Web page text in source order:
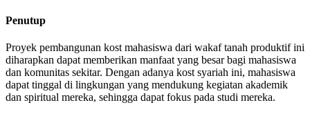
Penutup
Proyek pembangunan kost mahasiswa dari wakaf tanah produktif ini
diharapkan dapat memberikan manfaat yang besar bagi mahasiswa
dan komunitas sekitar. Dengan adanya kost syariah ini, mahasiswa
dapat tinggal di lingkungan yang mendukung kegiatan akademik
dan spiritual mereka, sehingga dapat fokus pada studi mereka.